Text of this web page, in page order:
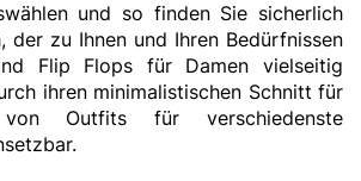
und so finden Sie sicherlich
der zu Ihnen und Ihren Bedürfnissen
Flip Flops für Damen vielseitig
ihren minimalistischen Schnitt für
Outfits für verschiedenste